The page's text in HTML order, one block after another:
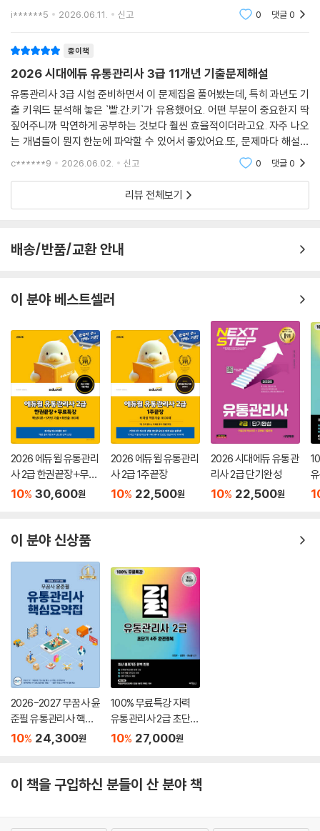
틀렸는지 상세하게 설명되어 있더라고요. 독학하는 저한테는 이 부분이 정
i******5 2026.06.11. 신고 0 댓글0
종이책
2026 시대에듀 유통관리사 3급 11개년 기출문제해설
유통관리사 3급 시험 준비하면서 이 문제집을 풀어봤는데, 특히 과년도 기
출 키워드 분석해 놓은 `빨.간.키`가 유용했어요. 어떤 부분이 중요한지 딱
짚어주니까 막연하게 공부하는 것보다 훨씬 효율적이더라고요. 자주 나오
는 개념들이 뭔지 한눈에 파악할 수 있어서 좋았어요.또, 문제마다 해설이
자세하게 나와 있어서 독학하는 데 정말 큰 도움이 됐어요. 정답뿐 아니라
c******9 2026.06.02. 신고 0 댓글0
리뷰 전체보기
배송/반품/교환 안내
이 분야 베스트셀러
2026 에듀윌 유통관리
사 2급 한권끝장+무료
특강
10% 30,600원
2026 에듀윌 유통관리
사 2급 1주끝장
10% 22,500원
2026 시대에듀 유통관
리사 2급 단기완성
10% 22,500원
4
이 분야 신상품
2026-2027 무꿈사 윤
준필 유통관리사 핵심
요약집
10% 24,300원
100% 무료특강 자력
유통관리사 2급 초단기
4주 완전정복
10% 27,000원
이 책을 구입하신 분들이 산 분야 책